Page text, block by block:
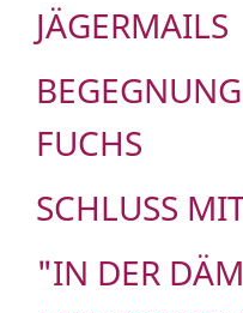
JÄGERMAILS
FUCHS
SCHLUSS
"IN DER